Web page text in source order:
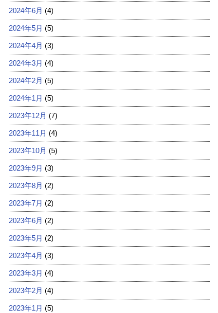
2024年6月 (4)
2024年5月 (5)
2024年4月 (3)
2024年3月 (4)
2024年2月 (5)
2024年1月 (5)
2023年12月 (7)
2023年11月 (4)
2023年10月 (5)
2023年9月 (3)
2023年8月 (2)
2023年7月 (2)
2023年6月 (2)
2023年5月 (2)
2023年4月 (3)
2023年3月 (4)
2023年2月 (4)
2023年1月 (5)